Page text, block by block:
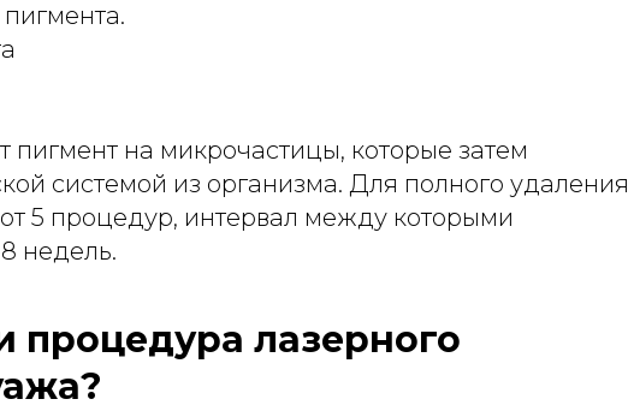
пигмент на микрочастицы, которые затем
системой из организма. Для полного удаления
5 процедур, интервал между которыми
недель.
процедура лазерного